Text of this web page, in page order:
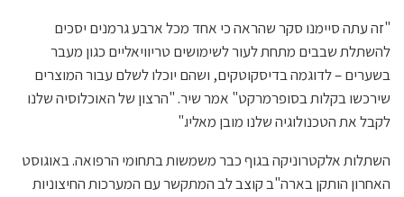
"זה עתה סיימנו סקר שהראה כי אחד מכל ארבע גרמנים יסכים
להשתלת שבבים מתחת לעור לשימושים טריוויאליים כגון מעבר
בשערים – לדוגמה בדיסקוטקים, ושהם יוכלו לשלם עבור המוצרים
שירכשו בקלות בסופרמרקט" אמר שיר. "הרצון של האוכלוסיה שלנו
לקבל את הטכנולוגיה שלנו מובן מאליו."
השתלות אלקטרוניקה בגוף כבר משמשות בתחומי הרפואה. באוגוסט
האחרון הותקן בארה"ב קוצב לב המתקשר עם המערכות החיצוניות